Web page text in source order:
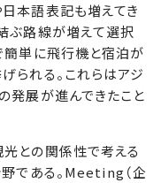
本語表記も増えてき
ぶ路線が増えて選択
簡単に飛行機と宿泊が
られる。これらはアジ
発展が進んできたこと
との関係性で考える
である。Meeting（企